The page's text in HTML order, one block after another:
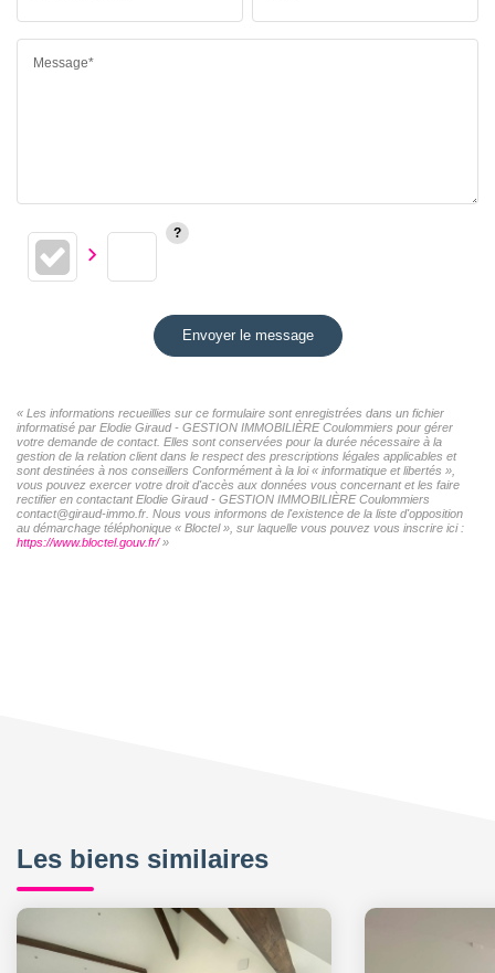
Message*
Envoyer le message
« Les informations recueillies sur ce formulaire sont enregistrées dans un fichier
informatisé par Elodie Giraud - GESTION IMMOBILIÈRE Coulommiers pour gérer
votre demande de contact. Elles sont conservées pour la durée nécessaire à la
gestion de la relation client dans le respect des prescriptions légales applicables et
sont destinées à nos conseillers Conformément à la loi « informatique et libertés »,
vous pouvez exercer votre droit d'accès aux données vous concernant et les faire
rectifier en contactant Elodie Giraud - GESTION IMMOBILIÈRE Coulommiers
contact@giraud-immo.fr. Nous vous informons de l'existence de la liste d'opposition
au démarchage téléphonique « Bloctel », sur laquelle vous pouvez vous inscrire ici :
https://www.bloctel.gouv.fr/»
Les biens similaires